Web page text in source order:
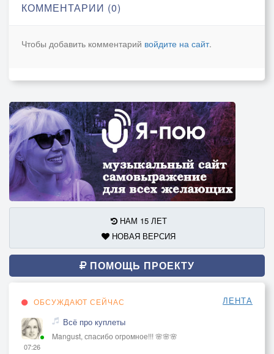
КОММЕНТАРИИ (0)
Чтобы добавить комментарий войдите на сайт.
НАМ 15 ЛЕТ
НОВАЯ ВЕРСИЯ
ПОМОЩЬ ПРОЕКТУ
ОБСУЖДАЮТ СЕЙЧАС ЛЕНТА
07:26
Всё про куплеты
Mangust, спасибо огромное!!! 🌸🌸🌸